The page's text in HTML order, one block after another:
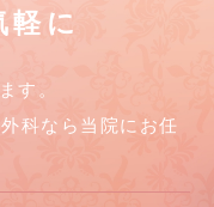
軽に
す。
科なら当院にお任